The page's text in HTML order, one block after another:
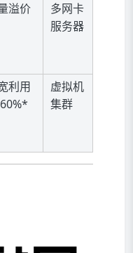
溢价
多网卡
服务器
利用
虚拟机
集群